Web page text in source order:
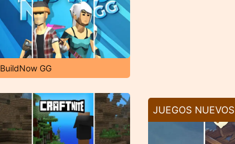
BuildNow GG
JUEGOS NUEVOS